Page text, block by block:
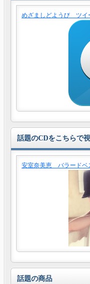
めざましどようび ツイ
話題のCDをこちらで
安室奈美恵 バラードベ
話題の商品